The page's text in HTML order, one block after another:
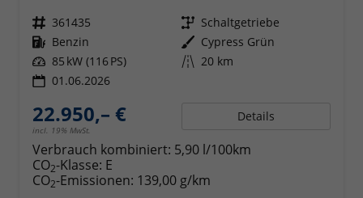
Fahrzeugnr. 361435 Getriebe Schaltgetriebe
Kraftstoff Benzin Außenfarbe Cypress Grün
Leistung 85 kW (116 PS) Kilometerstand 20 km
01.06.2026
22.950,– €
incl. 19% MwSt.
Details
Verbrauch kombiniert: 5,90 l/100km
CO2-Klasse: E
CO2-Emissionen: 139,00 g/km